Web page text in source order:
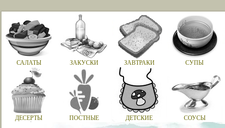
САЛАТЫ ЗАКУСКИ ЗАВТРАКИ СУПЫ
ДЕСЕРТЫ ПОСТНЫЕ ДЕТСКИЕ СОУСЫ